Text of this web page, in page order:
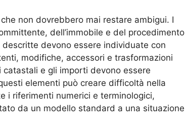
non dovrebbero mai restare ambigui. I
dell’immobile e del procedimento
devono essere individuate con
modifiche, accessori e trasformazioni
e gli importi devono essere
elementi può creare difficoltà nella
i riferimenti numerici e terminologici,
da un modello standard a una situazione